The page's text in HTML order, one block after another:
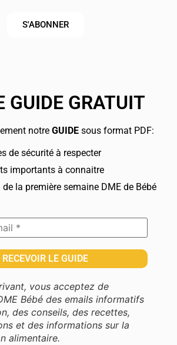
S'ABONNER
GUIDE GRATUIT
notre GUIDE sous format PDF:
de sécurité à respecter
importants à connaitre
de la première semaine DME de Bébé
vous acceptez de
Bébé des emails informatifs
des conseils, des recettes,
et des informations sur la
alimentaire.